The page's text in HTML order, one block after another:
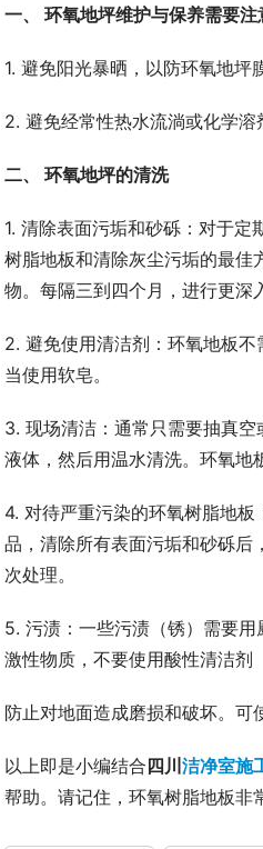
一、 环氧地坪维护与保养需要注
1. 避免阳光暴晒，以防环氧地坪
2. 避免经常性热水流淌或化学溶
二、 环氧地坪的清洗
1. 清除表面污垢和砂砾：对于
树脂地板和清除灰尘污垢的最佳
物。每隔三到四个月，进行更深
2. 避免使用清洁剂：环氧地板
当使用软皂。
3. 现场清洁：通常只需要抽真
液体，然后用温水清洗。环氧地
4. 对待严重污染的环氧树脂地
品，清除所有表面污垢和砂砾后
次处理。
5. 污渍：一些污渍（锈）需要
激性物质，不要使用酸性清洁剂
防止对地面造成磨损和破坏。可
以上即是小编结合四川洁净室施
帮助。请记住，环氧树脂地板非